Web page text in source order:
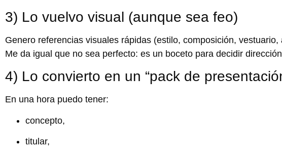
3) Lo vuelvo visual (aunque sea feo)
Genero referencias visuales rápidas (estilo, composición,
Me da igual que no sea perfecto: es un boceto para decidir
4) Lo convierto en un “pack de
En una hora puedo tener:
concepto,
titular,